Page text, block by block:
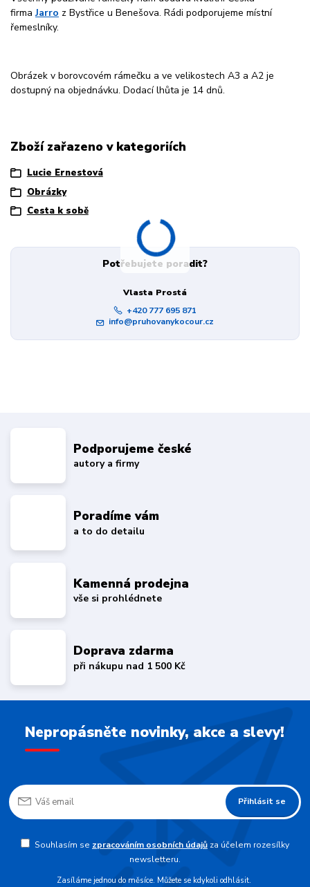
firmaJarro z Bystřice u Benešova. Rádi podporujeme místní
řemeslníky.
Obrázek v borovcovém rámečku a ve velikostech A3 a A2 je
dostupný na objednávku. Dodací lhůta je 14 dnů.
Zboží zařazeno v kategoriích
Lucie Ernestová
Obrázky
Cesta k sobě
Potřebujete poradit?
Vlasta Prostá
+420 777 695 871
info@pruhovanykocour.cz
Podporujeme české
autory a firmy
Poradíme vám
a to do detailu
Kamenná prodejna
vše si prohlédnete
Doprava zdarma
při nákupu nad 1 500 Kč
Nepropásněte novinky, akce a slevy!
Přihlásit se
Souhlasím se zpracováním osobních údajůza účelem rozesílky
newsletteru.
Zasíláme jednou do měsíce. Můžete se kdykoli odhlásit.